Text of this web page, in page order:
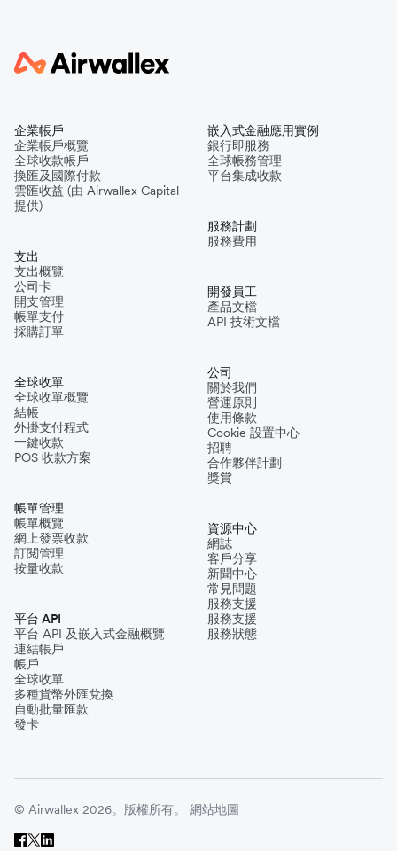
企業帳戶
企業帳戶概覽
全球收款帳戶
換匯及國際付款
雲匯收益 (由 Airwallex Capital
提供)
支出
支出概覽
公司卡
開支管理
帳單支付
採購訂單
全球收單
全球收單概覽
結帳
外掛支付程式
一鍵收款
POS 收款方案
帳單管理
帳單概覽
網上發票收款
訂閱管理
按量收款
平台 API
平台 API 及嵌入式金融概覽
連結帳戶
帳戶
全球收單
多種貨幣外匯兌換
自動批量匯款
發卡
嵌入式金融應用實例
銀行即服務
全球帳務管理
平台集成收款
服務計劃
服務費用
開發員工
產品文檔
API 技術文檔
公司
關於我們
營運原則
使用條款
Cookie 設置中心
招聘
合作夥伴計劃
獎賞
資源中心
網誌
客戶分享
新聞中心
常見問題
服務支援
服務支援
服務狀態
© Airwallex 2026。版權所有。 網站地圖